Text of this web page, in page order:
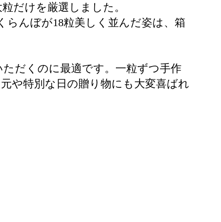
だけを厳選しました。
んぼが18粒美しく並んだ姿は、箱
だくのに最適です。一粒ずつ手作
や特別な日の贈り物にも大変喜ばれ